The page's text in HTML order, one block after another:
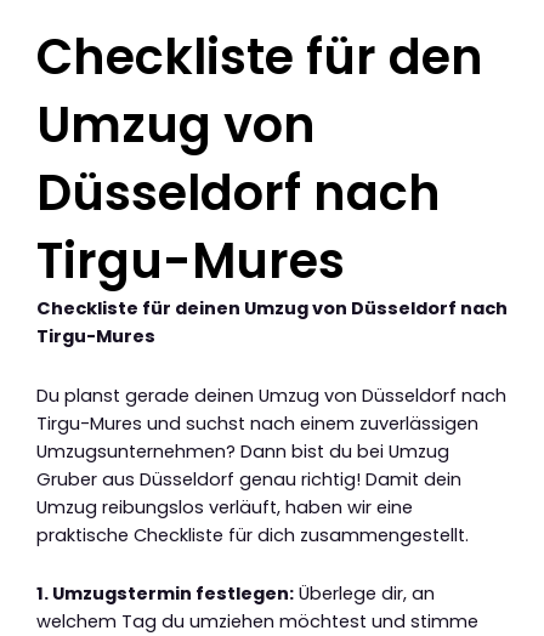
Checkliste für den
Umzug von
Düsseldorf nach
Tirgu-Mures
Checkliste für deinen Umzug von Düsseldorf nach
Tirgu-Mures
Du planst gerade deinen Umzug von Düsseldorf nach
Tirgu-Mures und suchst nach einem zuverlässigen
Umzugsunternehmen? Dann bist du bei Umzug
Gruber aus Düsseldorf genau richtig! Damit dein
Umzug reibungslos verläuft, haben wir eine
praktische Checkliste für dich zusammengestellt.
1. Umzugstermin festlegen: Überlege dir, an
welchem Tag du umziehen möchtest und stimme